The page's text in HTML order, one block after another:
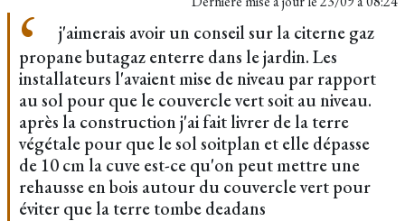
j'aimerais avoir un conseil sur la citerne gaz
propane butagaz enterre dans le jardin. Les
installateurs l'avaient mise de niveau par rapport
au sol pour que le couvercle vert soit au niveau.
après la construction j'ai fait livrer de la terre
végétale pour que le sol soitplan et elle dépasse
de 10 cm la cuve est-ce qu'on peut mettre une
rehausse en bois autour du couvercle vert pour
éviter que la terre tombe deadans